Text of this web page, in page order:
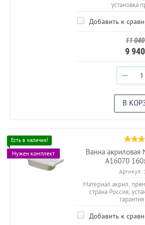
установка
Добавить к
11 040
9 940
−
В
Нужен комплект
Ванна акриловая
A16070
Артикул:
Материал акрил,
страна Россия,
Добавить к